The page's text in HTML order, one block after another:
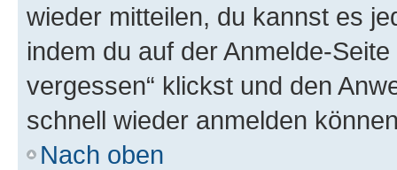
wieder mitteilen, du kannst es
indem du auf der Anmelde-
vergessen“ klickst und den
schnell wieder anmelden
Nach oben